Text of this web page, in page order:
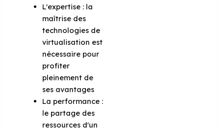
L'expertise : la
maîtrise des
technologies de
virtualisation est
nécessaire pour
profiter
pleinement de
ses avantages
La performance :
le partage des
ressources d'un